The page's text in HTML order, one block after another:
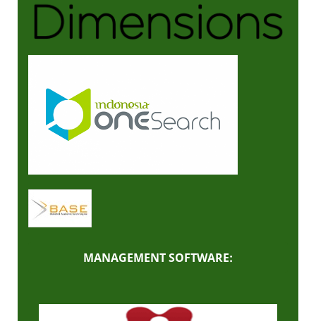
MANAGEMENT SOFTWARE: